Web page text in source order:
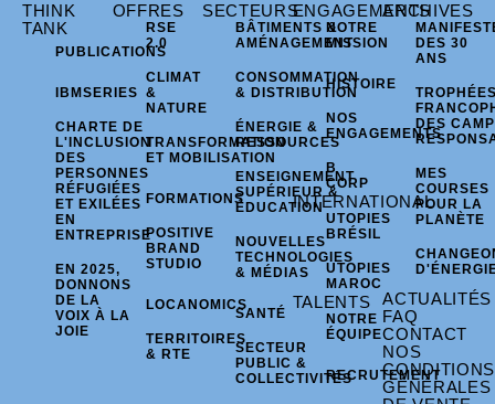
THINK
TANK
PUBLICATIONS
IBMSERIES
CHARTE DE
L'INCLUSION
DES
PERSONNES
RÉFUGIÉES
ET EXILÉES
EN
ENTREPRISE
EN 2025,
DONNONS
DE LA
VOIX À LA
JOIE
OFFRES
RSE
2.0
CLIMAT
&
NATURE
TRANSFORMATION
ET MOBILISATION
FORMATIONS
POSITIVE
BRAND
STUDIO
LOCANOMICS
TERRITOIRES
& RTE
SECTEURS
BÂTIMENTS &
AMÉNAGEMENT
CONSOMMATION
& DISTRIBUTION
ÉNERGIE &
RESSOURCES
ENSEIGNEMENT
SUPÉRIEUR &
ÉDUCATION
NOUVELLES
TECHNOLOGIES
& MÉDIAS
SANTÉ
SECTEUR
PUBLIC &
COLLECTIVITÉS
ENGAGEMENTS
NOTRE
MISSION
HISTOIRE
NOS
ENGAGEMENTS
B
CORP
INTERNATIONAL
UTOPIES
BRÉSIL
UTOPIES
MAROC
TALENTS
NOTRE
ÉQUIPE
RECRUTEMENT
ARCHIVES
DES 30
ANS
DES
MES
COURSES
POUR LA
PLANÈTE
ACTUALITÉS
FAQ
CONTACT
NOS
CONDITIONS
GÉNÉRALES